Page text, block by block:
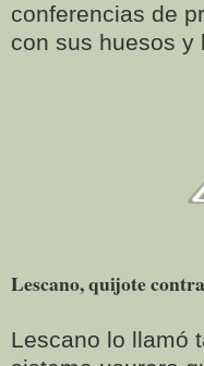
conferencias de
con sus huesos y
Lescano, quijote
Lescano lo llamó